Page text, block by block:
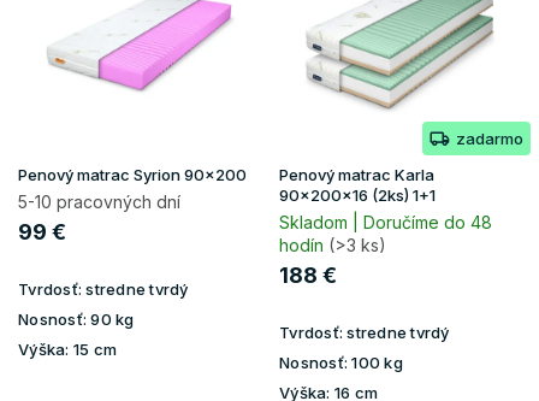
u
k
t
v
Penový matrac Syrion 90x200
5-10 pracovných dní
99 €
Tvrdosť: stredne tvrdý
Nosnosť: 90 kg
Výška: 15 cm
zadarmo
Penový matrac Karla
90x200x16 (2ks) 1+1
Skladom | Doručíme do 48
hodín (>3 ks)
188 €
Tvrdosť: stredne tvrdý
Nosnosť: 100 kg
Výška: 16 cm